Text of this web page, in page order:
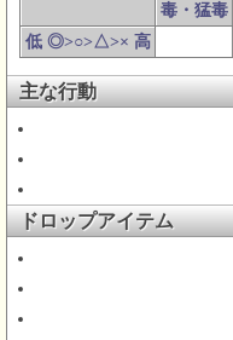
毒・猛毒
低 ◎>○>△>× 高
主な行動
ドロップアイテム